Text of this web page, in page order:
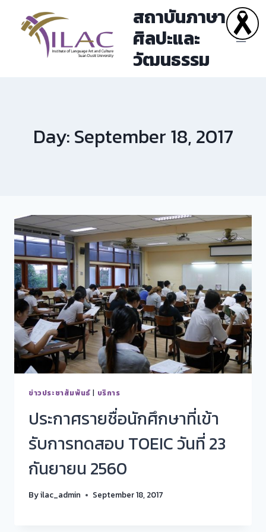
content
สถาบันภาษา
ศิลปะและ
วัฒนธรรม
Day: September 18, 2017
ข่าวประชาสัมพันธ์ | บริการ
ประกาศรายชื่อนักศึกษาที่เข้า
รับการทดสอบ TOEIC วันที่ 23
กันยายน 2560
Byilac_admin September 18, 2017